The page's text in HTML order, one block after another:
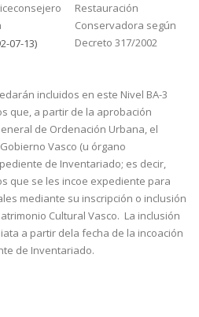
07-13)
Restauración
Conservadora según
Decreto 317/2002
incluidos en este Nivel BA-3
que, a partir de la aprobación
de Ordenación Urbana, el
Vasco (u órgano
de Inventariado; es decir,
que se les incoe expediente para
mediante su inscripción o inclusión
Cultural Vasco. La inclusión
a partir dela fecha de la incoación
de Inventariado.